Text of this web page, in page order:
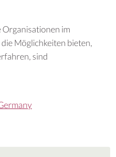
im
Möglichkeiten bieten,
sind